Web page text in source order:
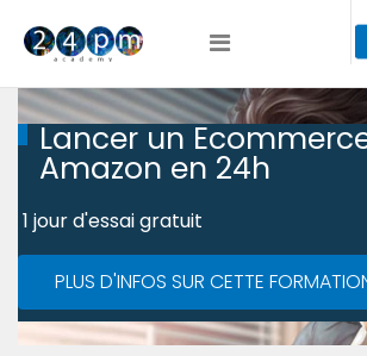
Lancer un
Amazon en 24h
1 jour d'essai gratuit
PLUS D'INFOS SUR CETTE